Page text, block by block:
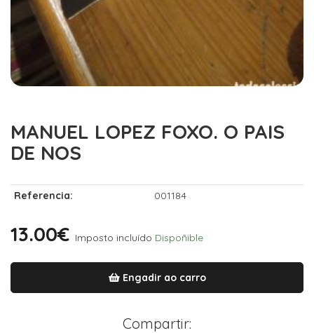
MANUEL LOPEZ FOXO. O PAIS
DE NOS
Referencia: 001184
13.00€ Imposto incluído Dispoñible
Engadir ao carro
Compartir: